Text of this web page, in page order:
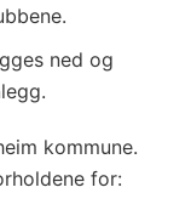
ned og
kommune.
for: